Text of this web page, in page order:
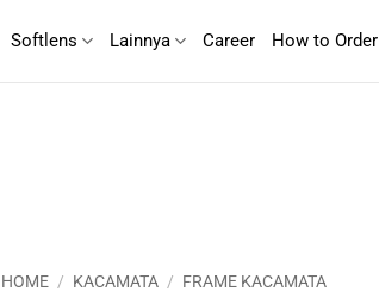
Softlens Lainnya Career How to Order
HOME / KACAMATA / FRAME KACAMATA